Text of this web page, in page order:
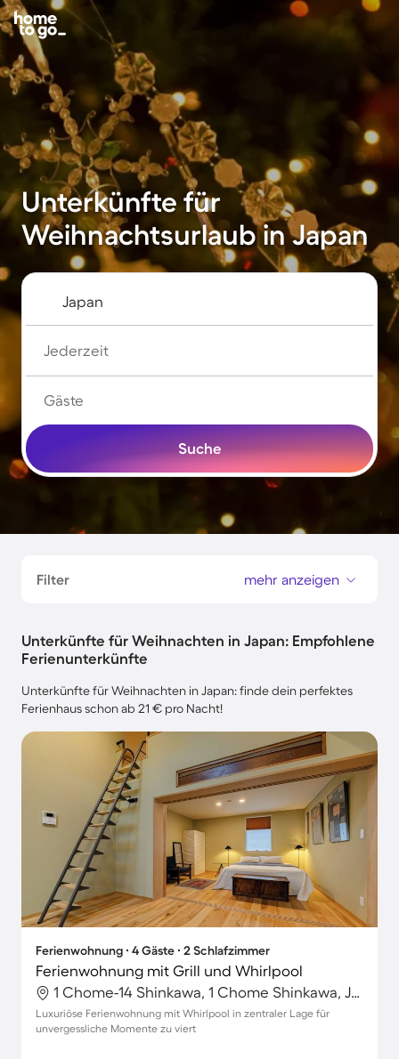
Unterkünfte für
Weihnachtsurlaub in Japan
Jederzeit
Gäste
Suche
Filter mehr anzeigen
Unterkünfte für Weihnachten in Japan: Empfohlene
Ferienunterkünfte
Unterkünfte für Weihnachten in Japan: finde dein perfektes
Ferienhaus schon ab 21 € pro Nacht!
Ferienwohnung ∙ 4 Gäste ∙ 2 Schlafzimmer
Ferienwohnung mit Grill und Whirlpool
1 Chome-14 Shinkawa, 1 Chome Shinkawa, Japan
Luxuriöse Ferienwohnung mit Whirlpool in zentraler Lage für
unvergessliche Momente zu viert